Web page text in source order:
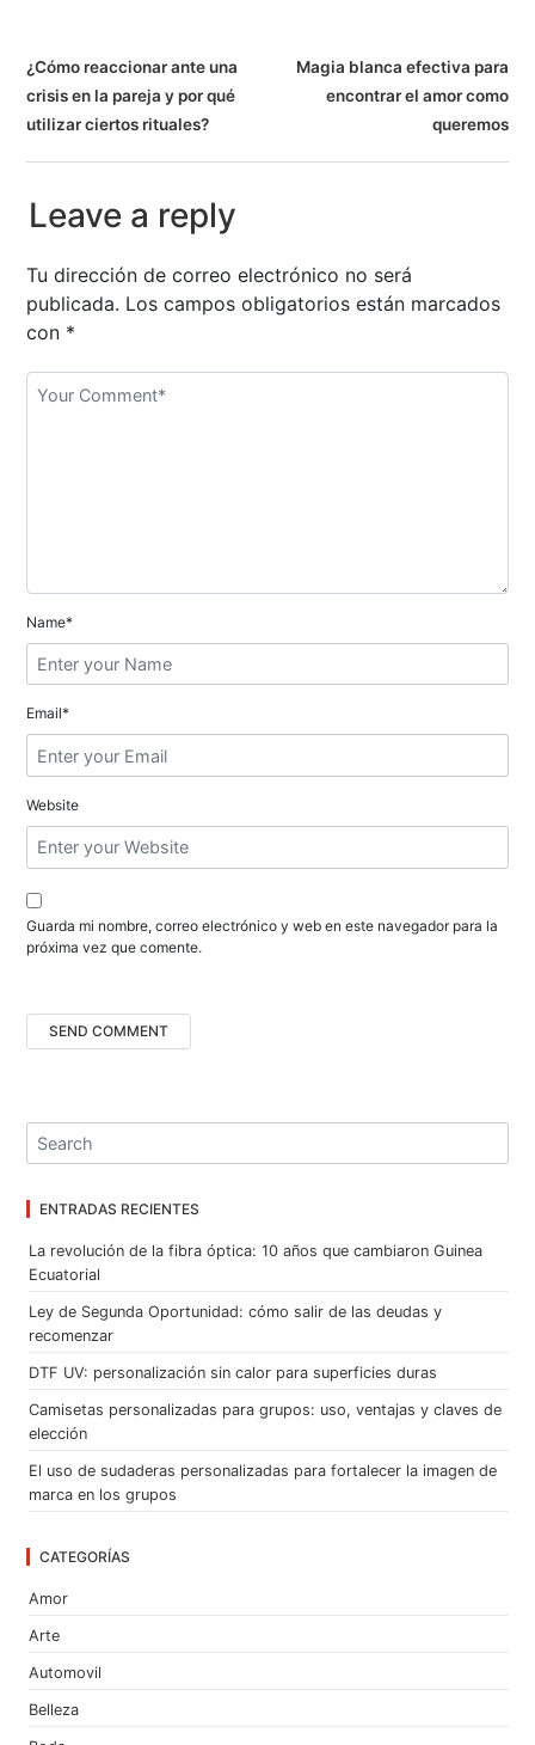
N
a
v
e
a
c
i
e
n
t
r
a
d
a
s
¿Cómo reaccionar ante una
crisis en la pareja y por qué
utilizar ciertos rituales?
Magia blanca efectiva para
encontrar el amor como
queremos
Leave a reply
Tu dirección de correo electrónico no será
publicada. Los campos obligatorios están marcados
con *
Name*
Email*
Website
Guarda mi nombre, correo electrónico y web en este navegador para la
próxima vez que comente.
ENTRADAS RECIENTES
La revolución de la fibra óptica: 10 años que cambiaron Guinea
Ecuatorial
Ley de Segunda Oportunidad: cómo salir de las deudas y
recomenzar
DTF UV: personalización sin calor para superficies duras
Camisetas personalizadas para grupos: uso, ventajas y claves de
elección
El uso de sudaderas personalizadas para fortalecer la imagen de
marca en los grupos
CATEGORÍAS
Amor
Arte
Automovil
Belleza